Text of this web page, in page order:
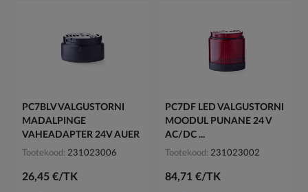
PC7BLV VALGUSTORNI
MADALPINGE
VAHEADAPTER 24V AUER
Tootekood 231023006
26,45 €/TK
PC7DF LED VALGUSTORNI
MOODUL PUNANE 24 V
AC/DC ...
Tootekood 231023002
84,71 €/TK